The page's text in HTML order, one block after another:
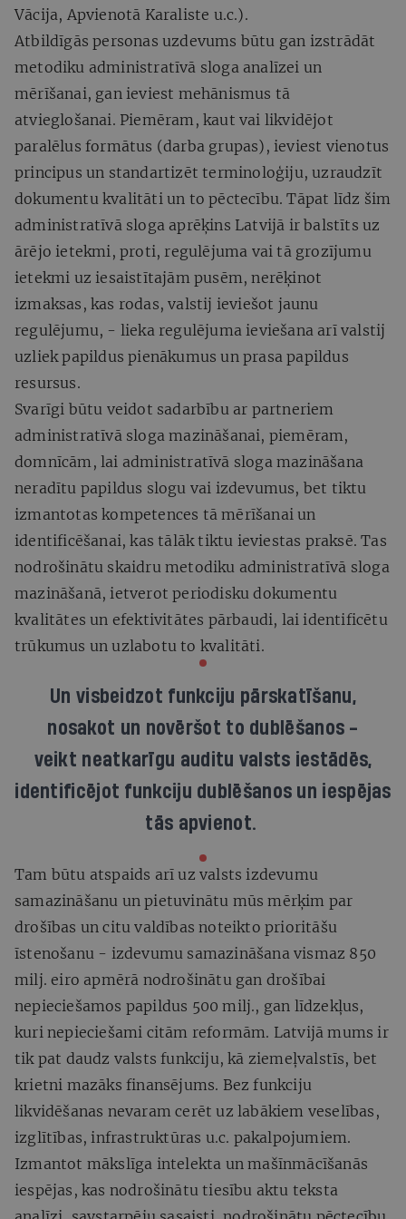
Vācija, Apvienotā Karaliste u.c.).
Atbildīgās personas uzdevums būtu gan izstrādāt
metodiku administratīvā sloga analīzei un
mērīšanai, gan ieviest mehānismus tā
atvieglošanai. Piemēram, kaut vai likvidējot
paralēlus formātus (darba grupas), ieviest vienotus
principus un standartizēt terminoloģiju, uzraudzīt
dokumentu kvalitāti un to pēctecību. Tāpat līdz šim
administratīvā sloga aprēķins Latvijā ir balstīts uz
ārējo ietekmi, proti, regulējuma vai tā grozījumu
ietekmi uz iesaistītajām pusēm, nerēķinot
izmaksas, kas rodas, valstij ieviešot jaunu
regulējumu, - lieka regulējuma ieviešana arī valstij
uzliek papildus pienākumus un prasa papildus
resursus.
Svarīgi būtu veidot sadarbību ar partneriem
administratīvā sloga mazināšanai, piemēram,
domnīcām, lai administratīvā sloga mazināšana
neradītu papildus slogu vai izdevumus, bet tiktu
izmantotas kompetences tā mērīšanai un
identificēšanai, kas tālāk tiktu ieviestas praksē. Tas
nodrošinātu skaidru metodiku administratīvā sloga
mazināšanā, ietverot periodisku dokumentu
kvalitātes un efektivitātes pārbaudi, lai identificētu
trūkumus un uzlabotu to kvalitāti.
Un visbeidzot funkciju pārskatīšanu,
nosakot un novēršot to dublēšanos -
veikt neatkarīgu auditu valsts iestādēs,
identificējot funkciju dublēšanos un iespējas
tās apvienot.
Tam būtu atspaids arī uz valsts izdevumu
samazināšanu un pietuvinātu mūs mērķim par
drošības un citu valdības noteikto prioritāšu
īstenošanu - izdevumu samazināšana vismaz 850
milj. eiro apmērā nodrošinātu gan drošībai
nepieciešamos papildus 500 milj., gan līdzekļus,
kuri nepieciešami citām reformām. Latvijā mums ir
tik pat daudz valsts funkciju, kā ziemeļvalstīs, bet
krietni mazāks finansējums. Bez funkciju
likvidēšanas nevaram cerēt uz labākiem veselības,
izglītības, infrastruktūras u.c. pakalpojumiem.
Izmantot mākslīga intelekta un mašīnmācīšanās
iespējas, kas nodrošinātu tiesību aktu teksta